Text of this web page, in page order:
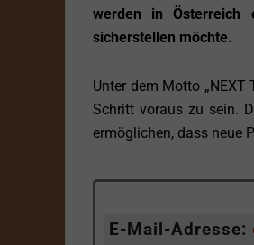
werden in Österreich
sicherstellen möchte.
Unter dem Motto
Schritt voraus zu sein.
ermöglichen, dass neue
E-Mail-Adresse: